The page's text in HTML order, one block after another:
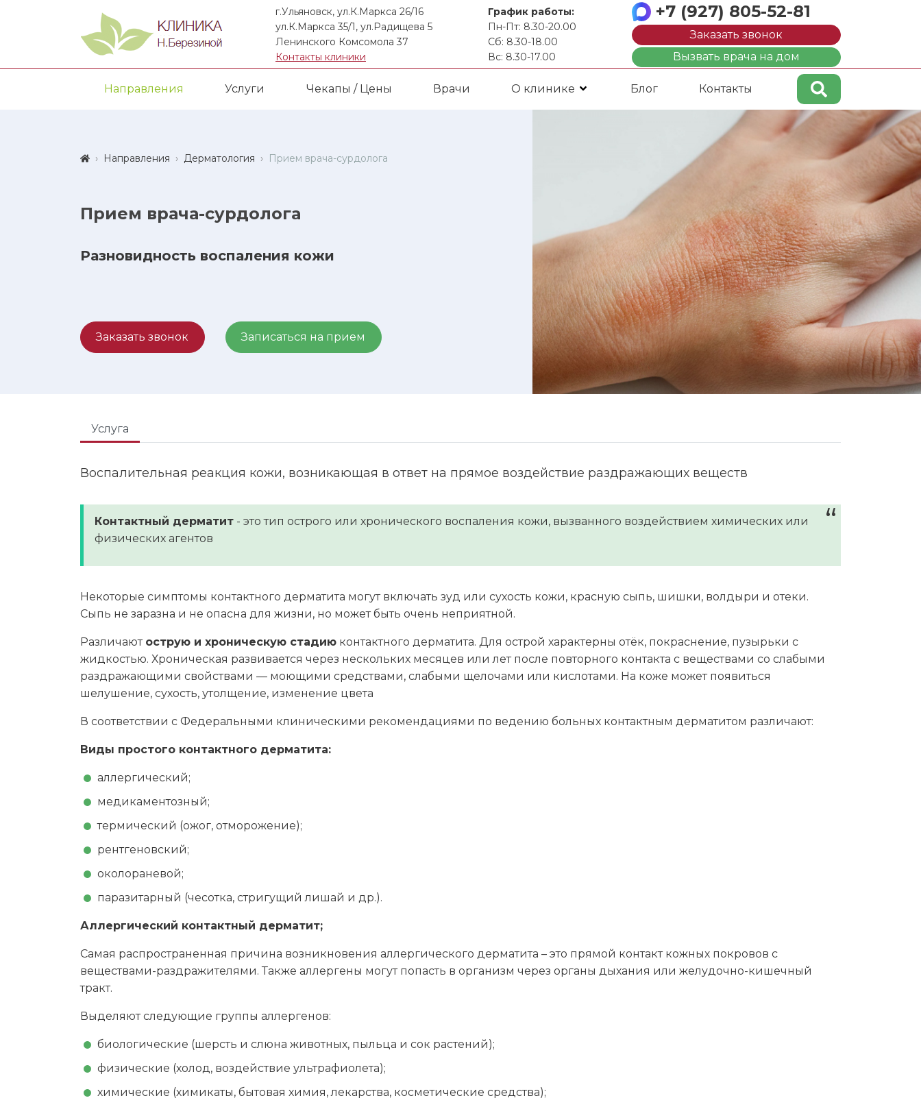
г.Ульяновск, ул.К.Маркса 26/16
ул.К.Маркса 35/1, ул.Радищева 5
Ленинского Комсомола 37
Контакты клиники
График работы:
Пн-Пт: 8.30-20.00
Сб: 8.30-18.00
Вс: 8.30-17.00
+7 (927) 805-52-81
Заказать звонок
Вызвать врача на дом
Направления Услуги Чекапы / Цены Врачи О клинике Блог Контакты
Направления Дерматология Прием врача-сурдолога
Прием врача-сурдолога
Разновидность воспаления кожи
Заказать звонок Записаться на прием
Услуга
Воспалительная реакция кожи, возникающая в ответ на прямое воздействие раздражающих веществ
Контактный дерматит - это тип острого или хронического воспаления кожи, вызванного воздействием химических или
физических агентов
Некоторые симптомы контактного дерматита могут включать зуд или сухость кожи, красную сыпь, шишки, волдыри и отеки.
Сыпь не заразна и не опасна для жизни, но может быть очень неприятной.
Различают острую и хроническую стадию контактного дерматита. Для острой характерны отёк, покраснение, пузырьки с
жидкостью. Хроническая развивается через нескольких месяцев или лет после повторного контакта с веществами со слабыми
раздражающими свойствами — моющими средствами, слабыми щелочами или кислотами. На коже может появиться
шелушение, сухость, утолщение, изменение цвета
В соответствии с Федеральными клиническими рекомендациями по ведению больных контактным дерматитом различают:
Виды простого контактного дерматита:
аллергический;
медикаментозный;
термический (ожог, отморожение);
рентгеновский;
околораневой;
паразитарный (чесотка, стригущий лишай и др.).
Аллергический контактный дерматит;
Самая распространенная причина возникновения аллергического дерматита – это прямой контакт кожных покровов с
веществами-раздражителями. Также аллергены могут попасть в организм через органы дыхания или желудочно-кишечный
тракт.
Выделяют следующие группы аллергенов:
биологические (шерсть и слюна животных, пыльца и сок растений);
физические (холод, воздействие ультрафиолета);
химические (химикаты, бытовая химия, лекарства, косметические средства);